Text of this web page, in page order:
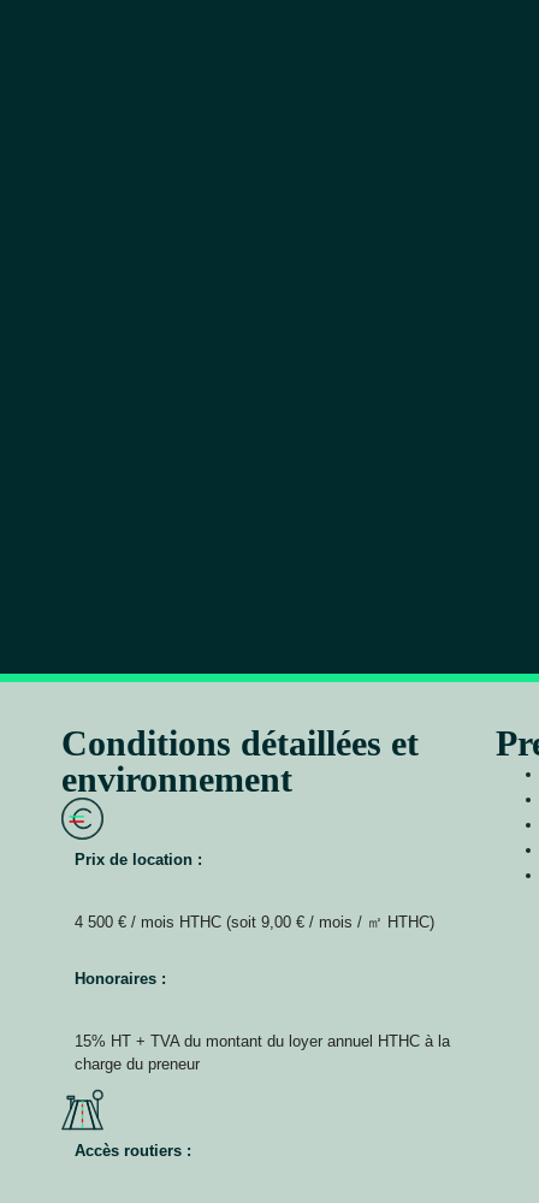
Conditions détaillées et
environnement
Prix de location :
4 500 € / mois HTHC (soit 9,00 € / mois / ㎡ HTHC)
Honoraires :
15% HT + TVA du montant du loyer annuel HTHC à la
charge du preneur
Accès routiers :